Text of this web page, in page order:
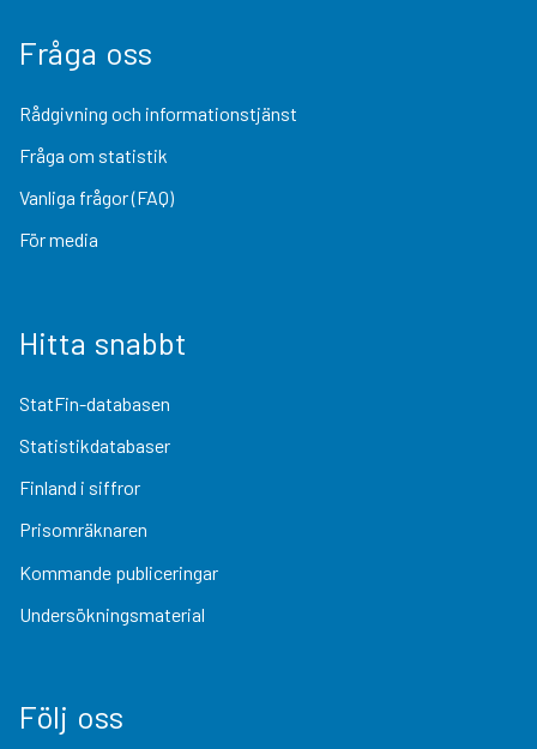
Fråga oss
Rådgivning och informationstjänst
Fråga om statistik
Vanliga frågor (FAQ)
För media
Hitta snabbt
StatFin-databasen
Statistikdatabaser
Finland i siffror
Prisomräknaren
Kommande publiceringar
Undersökningsmaterial
Följ oss